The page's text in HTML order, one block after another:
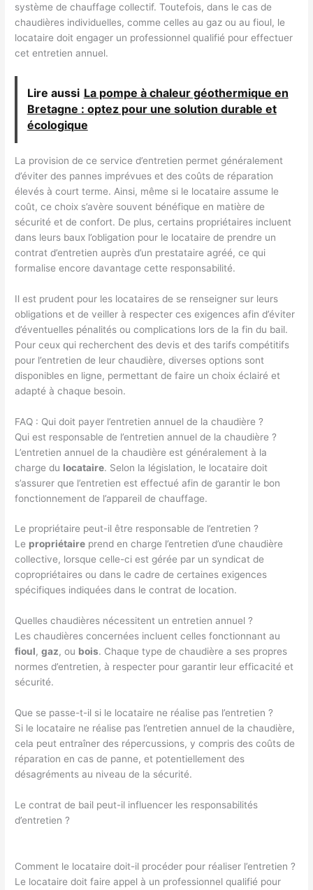
système de chauffage collectif. Toutefois, dans le cas de
chaudières individuelles, comme celles au gaz ou au fioul, le
locataire doit engager un professionnel qualifié pour effectuer
cet entretien annuel.
Lire aussi La pompe à chaleur géothermique en
Bretagne : optez pour une solution durable et
écologique
La provision de ce service d’entretien permet généralement
d’éviter des pannes imprévues et des coûts de réparation
élevés à court terme. Ainsi, même si le locataire assume le
coût, ce choix s’avère souvent bénéfique en matière de
sécurité et de confort. De plus, certains propriétaires incluent
dans leurs baux l’obligation pour le locataire de prendre un
contrat d’entretien auprès d’un prestataire agréé, ce qui
formalise encore davantage cette responsabilité.
Il est prudent pour les locataires de se renseigner sur leurs
obligations et de veiller à respecter ces exigences afin d’éviter
d’éventuelles pénalités ou complications lors de la fin du bail.
Pour ceux qui recherchent des devis et des tarifs compétitifs
pour l’entretien de leur chaudière, diverses options sont
disponibles en ligne, permettant de faire un choix éclairé et
adapté à chaque besoin.
FAQ : Qui doit payer l’entretien annuel de la chaudière ?
Qui est responsable de l’entretien annuel de la chaudière ?
L’entretien annuel de la chaudière est généralement à la
charge du locataire. Selon la législation, le locataire doit
s’assurer que l’entretien est effectué afin de garantir le bon
fonctionnement de l’appareil de chauffage.
Le propriétaire peut-il être responsable de l’entretien ?
Le propriétaire prend en charge l’entretien d’une chaudière
collective, lorsque celle-ci est gérée par un syndicat de
copropriétaires ou dans le cadre de certaines exigences
spécifiques indiquées dans le contrat de location.
Quelles chaudières nécessitent un entretien annuel ?
Les chaudières concernées incluent celles fonctionnant au
fioul,gaz, ou bois. Chaque type de chaudière a ses propres
normes d’entretien, à respecter pour garantir leur efficacité et
sécurité.
Que se passe-t-il si le locataire ne réalise pas l’entretien ?
Si le locataire ne réalise pas l’entretien annuel de la chaudière,
cela peut entraîner des répercussions, y compris des coûts de
réparation en cas de panne, et potentiellement des
désagréments au niveau de la sécurité.
Le contrat de bail peut-il influencer les responsabilités
d’entretien ?
Comment le locataire doit-il procéder pour réaliser l’entretien ?
Le locataire doit faire appel à un professionnel qualifié pour